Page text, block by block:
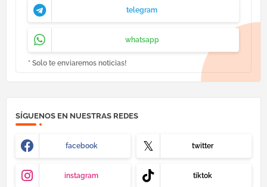
telegram
whatsapp
* Solo te enviaremos noticias!
SÍGUENOS EN NUESTRAS REDES
facebook twitter
instagram tiktok